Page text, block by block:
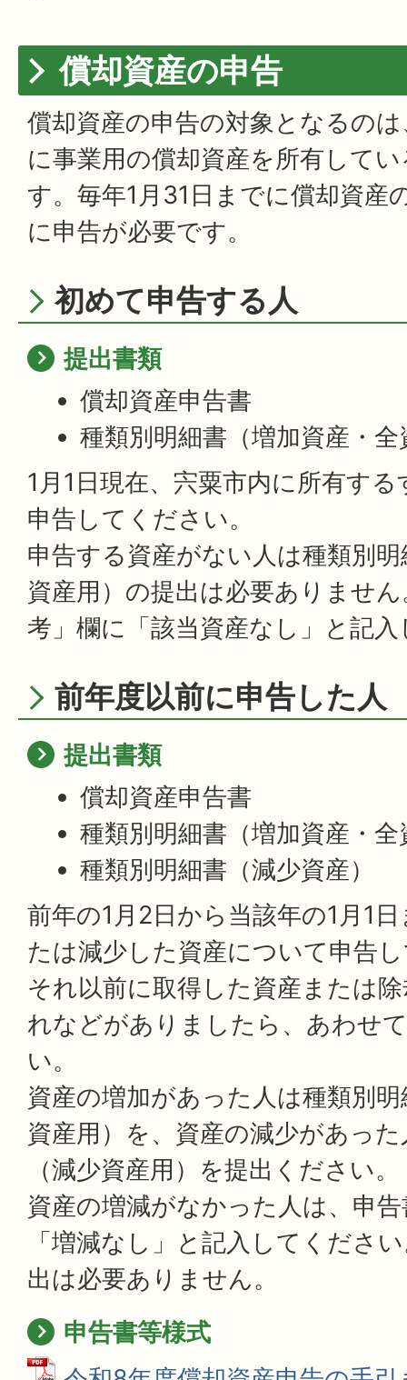
償却資産の申告
償却資産の申告の対象となるの
に事業用の償却資産を所有して
す。毎年1月31日までに償却資産
に申告が必要です。
初めて申告する人
提出書類
償却資産申告書
種類別明細書（増加資産・全
1月1日現在、宍粟市内に所有す
申告してください。
申告する資産がない人は種類別
資産用）の提出は必要ありませ
考」欄に「該当資産なし」と記
前年度以前に申告した人
提出書類
償却資産申告書
種類別明細書（増加資産・全
種類別明細書（減少資産）
前年の1月2日から当該年の1月1
たは減少した資産について申告
それ以前に取得した資産または
れなどがありましたら、あわせ
い。
資産の増加があった人は種類別
資産用）を、資産の減少があっ
（減少資産用）を提出ください。
資産の増減がなかった人は、申
「増減なし」と記入してくださ
出は必要ありません。
申告書等様式